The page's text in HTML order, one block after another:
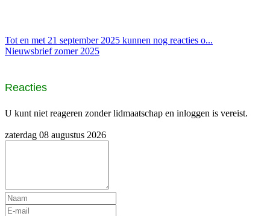
Tot en met 21 september 2025 kunnen nog reacties o...
Nieuwsbrief zomer 2025
Reacties
U kunt niet reageren zonder lidmaatschap en inloggen is vereist.
zaterdag 08 augustus 2026